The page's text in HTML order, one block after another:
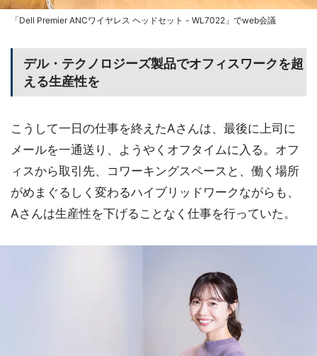
「Dell Premier ANCワイヤレス ヘッドセット - WL7022」でweb会議
デル・テクノロジーズ製品でオフィスワークを超
える生産性を
こうして一日の仕事を終えたAさんは、最後に上司に
メールを一通送り、ようやくオフタイムに入る。オフ
ィスから取引先、コワーキングスペースと、働く場所
がめまぐるしく変わるハイブリッドワークながらも、
Aさんは生産性を下げることなく仕事を行っていた。